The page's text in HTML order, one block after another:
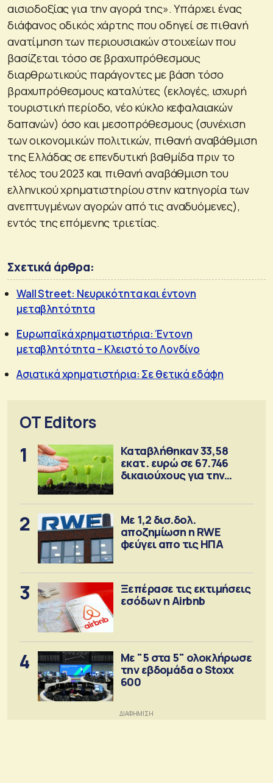
αισιοδοξίας για την αγορά της». Υπάρχει ένας
διάφανος οδικός χάρτης που οδηγεί σε πιθανή
ανατίμηση των περιουσιακών στοιχείων που
βασίζεται τόσο σε βραχυπρόθεσμους
διαρθρωτικούς παράγοντες με βάση τόσο
βραχυπρόθεσμους καταλύτες (εκλογές, ισχυρή
τουριστική περίοδο, νέο κύκλο κεφαλαιακών
δαπανών) όσο και μεσοπρόθεσμους (συνέχιση
των οικονομικών πολιτικών, πιθανή αναβάθμιση
της Ελλάδας σε επενδυτική βαθμίδα πριν το
τέλος του 2023 και πιθανή αναβάθμιση του
ελληνικού χρηματιστηρίου στην κατηγορία των
ανεπτυγμένων αγορών από τις αναδυόμενες),
εντός της επόμενης τριετίας.
Σχετικά άρθρα:
Wall Street: Νευρικότητα και έντονη
μεταβλητότητα
Ευρωπαϊκά χρηματιστήρια: Έντονη
μεταβλητότητα – Κλειστό το Λονδίνο
Ασιατικά χρηματιστήρια: Σε θετικά εδάφη
OT Editors
1
Καταβλήθηκαν 33,58
εκατ. ευρώ σε 67.746
δικαιούχους για την
2
Με 1,2 δισ.δολ.
αποζημίωση η RWE
φεύγει απο τις ΗΠΑ
3
Ξεπέρασε τις εκτιμήσεις
εσόδων η Airbnb
4
Με "5 στα 5" ολοκλήρωσε
την εβδομάδα ο Stoxx
600